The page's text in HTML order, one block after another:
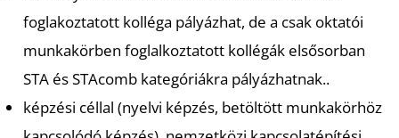
foglakoztatott kolléga pályázhat, de a csak oktatói
munkakörben foglalkoztatott kollégák elsősorban
STA és STAcomb kategóriákra pályázhatnak..
képzési céllal (nyelvi képzés, betöltött munkakörhöz